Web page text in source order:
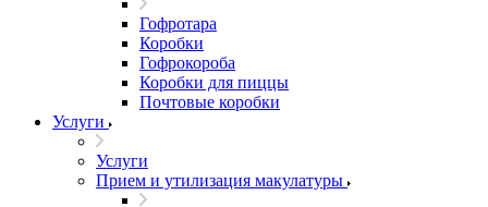
Гофротара
Коробки
Гофрокороба
Коробки для пиццы
Почтовые коробки
Услуги
Услуги
Прием и утилизация макулатуры